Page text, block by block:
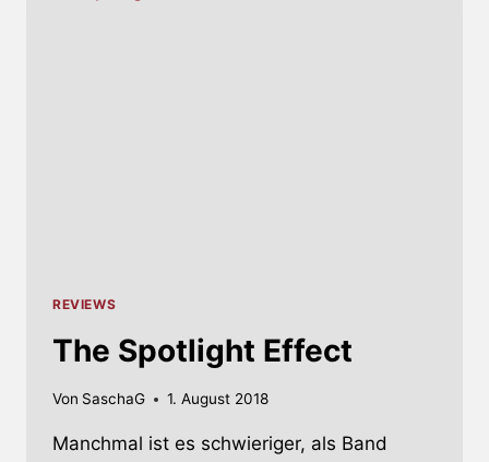
REVIEWS
The Spotlight Effect
Von SaschaG 1. August 2018
Manchmal ist es schwieriger, als Band